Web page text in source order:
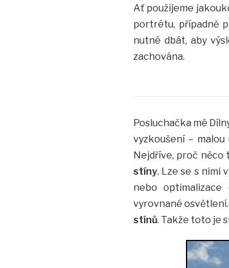
Ať použijeme
portrétu, případně
nutné dbát, aby
zachována.
Posluchačka mé
vyzkoušení – malou
Nejdříve, proč něco
stíny. Lze se s nimi
nebo optimalizace
vyrovnané
stínů. Takže toto je